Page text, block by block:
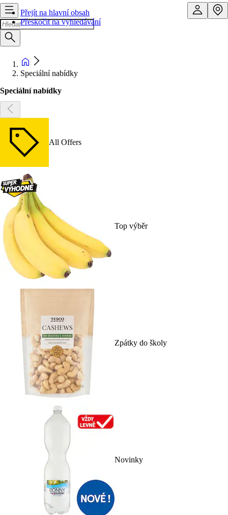
Přejít na hlavní obsah
Přeskočit na vyhledávání
Speciální nabídky
Speciální nabídky
All Offers
Top výběr
Zpátky do školy
Novinky